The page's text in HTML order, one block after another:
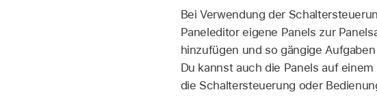
Bei Verwendung der
Paneleditor eigene Panels zur
hinzufügen und so gängige
Du kannst auch die Panels auf
die Schaltersteuerung oder